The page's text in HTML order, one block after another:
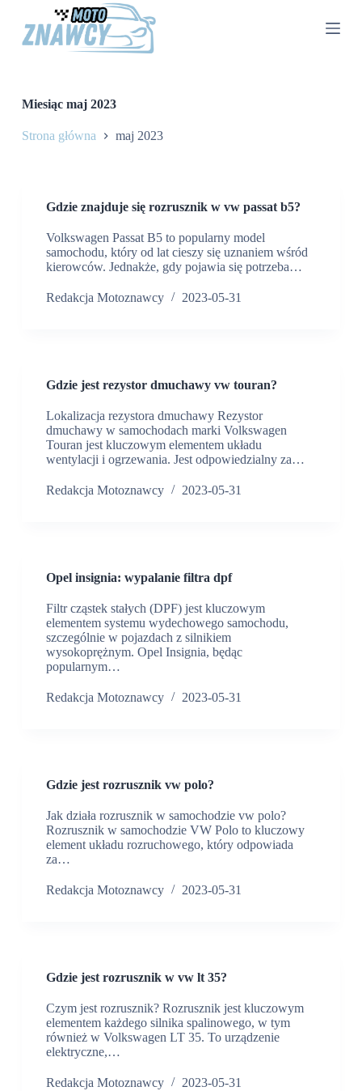
Miesiącmaj 2023
Strona główna maj 2023
Gdzie znajduje się rozrusznik w vw passat b5?
Volkswagen Passat B5 to popularny model
samochodu, który od lat cieszy się uznaniem wśród
kierowców. Jednakże, gdy pojawia się potrzeba…
Redakcja Motoznawcy 2023-05-31
Gdzie jest rezystor dmuchawy vw touran?
Lokalizacja rezystora dmuchawy Rezystor
dmuchawy w samochodach marki Volkswagen
Touran jest kluczowym elementem układu
wentylacji i ogrzewania. Jest odpowiedzialny za…
Redakcja Motoznawcy 2023-05-31
Opel insignia: wypalanie filtra dpf
Filtr cząstek stałych (DPF) jest kluczowym
elementem systemu wydechowego samochodu,
szczególnie w pojazdach z silnikiem
wysokoprężnym. Opel Insignia, będąc
popularnym…
Redakcja Motoznawcy 2023-05-31
Gdzie jest rozrusznik vw polo?
Jak działa rozrusznik w samochodzie vw polo?
Rozrusznik w samochodzie VW Polo to kluczowy
element układu rozruchowego, który odpowiada
za…
Redakcja Motoznawcy 2023-05-31
Gdzie jest rozrusznik w vw lt 35?
Czym jest rozrusznik? Rozrusznik jest kluczowym
elementem każdego silnika spalinowego, w tym
również w Volkswagen LT 35. To urządzenie
elektryczne,…
Redakcja Motoznawcy 2023-05-31